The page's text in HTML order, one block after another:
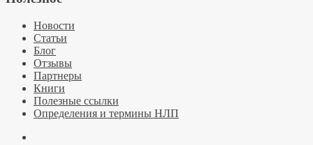
Новости
Статьи
Блог
Отзывы
Партнеры
Книги
Полезные ссылки
Определения и термины НЛП